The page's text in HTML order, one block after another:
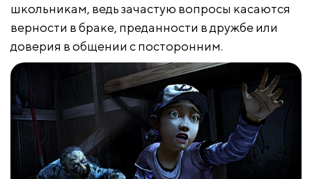
школьникам, ведь зачастую вопросы касаются
верности в браке, преданности в дружбе или
доверия в общении с посторонним.